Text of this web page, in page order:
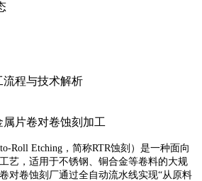
程与技术解析
Roll Etching，简称RTR蚀刻）是一种面向
艺，适用于不锈钢、铜合金等卷料的大规
对卷蚀刻厂通过全自动流水线实现“从原料